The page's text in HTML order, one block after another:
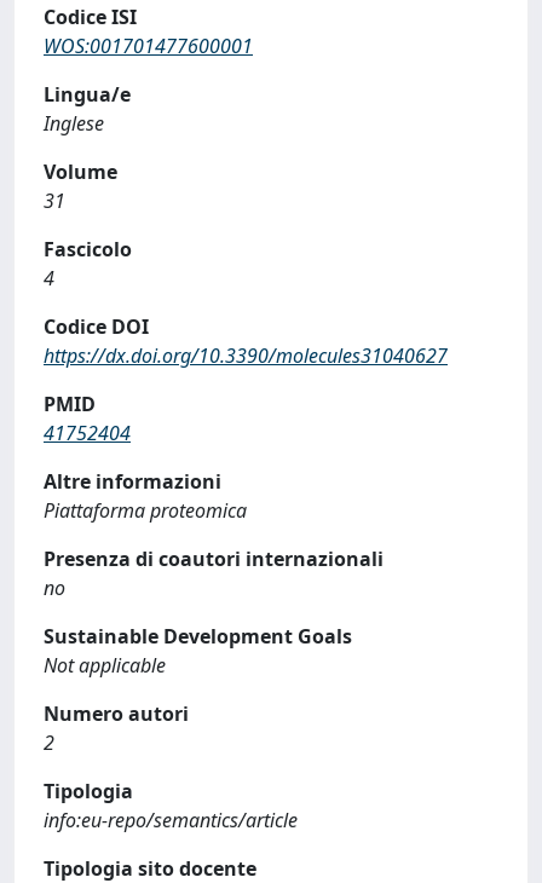
Codice ISI
WOS:001701477600001
Lingua/e
Inglese
Volume
31
Fascicolo
4
Codice DOI
https://dx.doi.org/10.3390/molecules31040627
PMID
41752404
Altre informazioni
Piattaforma proteomica
Presenza di coautori internazionali
no
Sustainable Development Goals
Not applicable
Numero autori
2
Tipologia
info:eu-repo/semantics/article
Tipologia sito docente